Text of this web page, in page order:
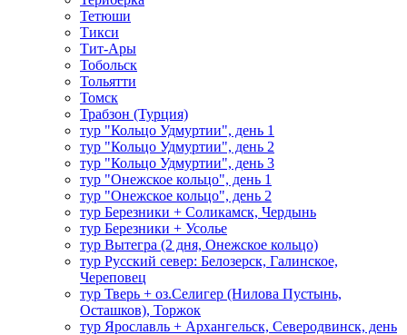
Тетюши
Тикси
Тит-Ары
Тобольск
Тольятти
Томск
Трабзон (Турция)
тур "Кольцо Удмуртии", день 1
тур "Кольцо Удмуртии", день 2
тур "Кольцо Удмуртии", день 3
тур "Онежское кольцо", день 1
тур "Онежское кольцо", день 2
тур Березники + Соликамск, Чердынь
тур Березники + Усолье
тур Вытегра (2 дня, Онежское кольцо)
тур Русский север: Белозерск, Галинское,
Череповец
тур Тверь + оз.Селигер (Нилова Пустынь,
Осташков), Торжок
тур Ярославль + Архангельск, Северодвинск, день